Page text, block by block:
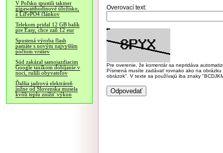
V Poľsku spustili takmer
gigawatthodinové úložisko,
z LiFePO4 článkov
Telekom pridal 12 GB balík
pre Easy, chce zaň 12 eur
Spustená výroba flash
pamäte s novým najvyšším
počtom vrstiev
Súd zakázal samojazdiacim
Google taxíkom dobíjanie v
noci, rušili obyvateľov
Ďalšia jadrová elektráreň
južne od Slovenska musela
kvôli teplu znížiť výkon
Overovací text:
Pre overenie, že komentár sa nepridáva
Písmená musíte zadávať rovnako ako na
obrázok". V texte sa používajú iba znaky